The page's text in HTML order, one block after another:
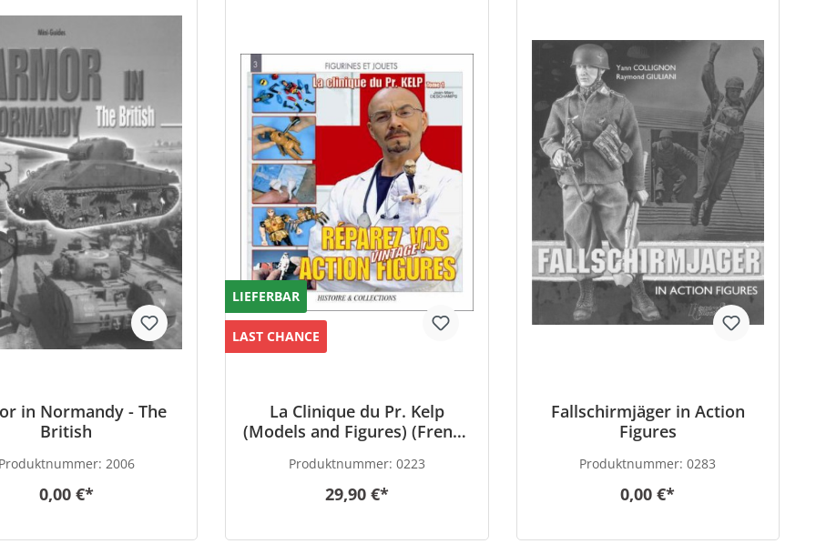
in Normandy - The
British
2006
0,00 €*
LIEFERBAR
LAST CHANCE
La Clinique du Pr. Kelp
(Models and Figures) (French
Produktnummer: 0223
29,90 €*
Fallschirmjäger in Action
Figures
Produktnummer:0283
0,00 €*